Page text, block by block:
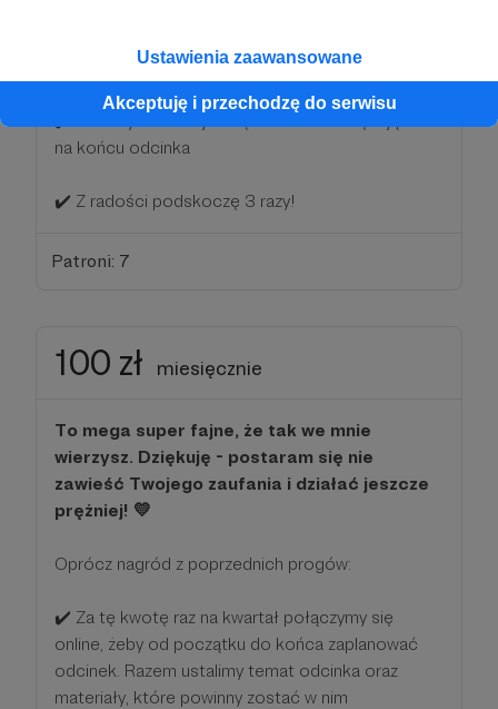
Ustawienia zaawansowane
Akceptuję i przechodzę do serwisu
Oprócz nagród z poprzednich progów:
na końcu odcinka
✔️ Z radości podskoczę 3 razy!
Patroni: 7
100 zł miesięcznie
To mega super fajne, że tak we mnie
wierzysz. Dziękuję - postaram się nie
zawieść Twojego zaufania i działać jeszcze
prężniej! 💛
Oprócz nagród z poprzednich progów:
✔️ Za tę kwotę raz na kwartał połączymy się
online, żeby od początku do końca zaplanować
odcinek. Razem ustalimy temat odcinka oraz
materiały, które powinny zostać w nim